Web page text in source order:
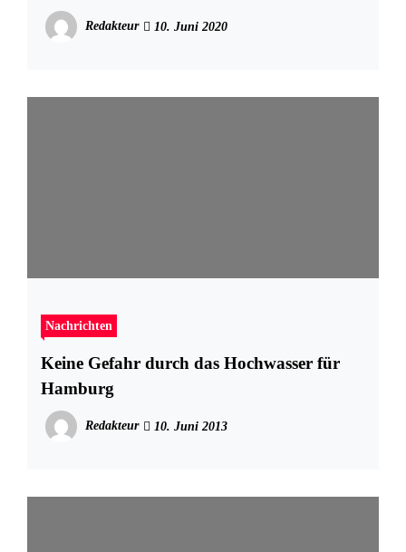
Redakteur 10. Juni 2020
Nachrichten
Keine Gefahr durch das Hochwasser für
Hamburg
Redakteur 10. Juni 2013